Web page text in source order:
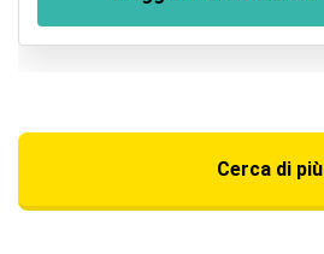
Cerca di più